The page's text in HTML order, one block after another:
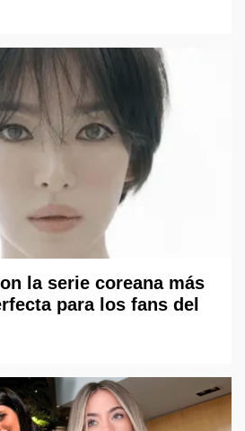
la serie coreana más
para los fans del